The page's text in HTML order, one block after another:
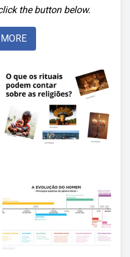
the button below.